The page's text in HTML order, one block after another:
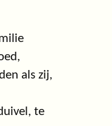
als zij,
te